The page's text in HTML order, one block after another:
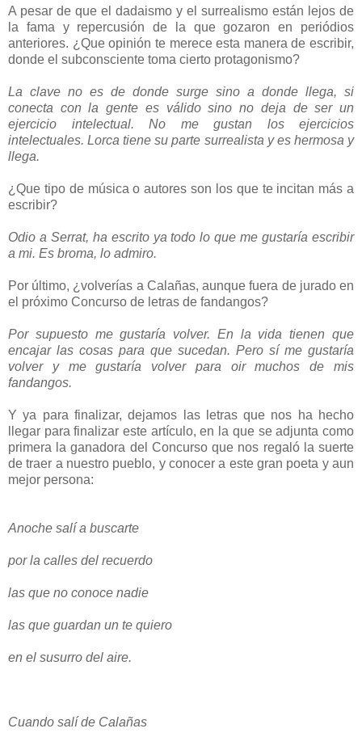
A pesar de que el dadaismo y el surrealismo están lejos de
la fama y repercusión de la que gozaron en periódios
anteriores. ¿Que opinión te merece esta manera de escribir,
donde el subconsciente toma cierto protagonismo?
La clave no es de donde surge sino a donde llega, si
conecta con la gente es válido sino no deja de ser un
ejercicio intelectual. No me gustan los ejercicios
intelectuales. Lorca tiene su parte surrealista y es hermosa y
llega.
¿Que tipo de música o autores son los que te incitan más a
escribir?
Odio a Serrat, ha escrito ya todo lo que me gustaría escribir
a mi. Es broma, lo admiro.
Por último, ¿volverías a Calañas, aunque fuera de jurado en
el próximo Concurso de letras de fandangos?
Por supuesto me gustaría volver. En la vida tienen que
encajar las cosas para que sucedan. Pero sí me gustaría
volver y me gustaría volver para oir muchos de mis
fandangos.
Y ya para finalizar, dejamos las letras que nos ha hecho
llegar para finalizar este artículo, en la que se adjunta como
primera la ganadora del Concurso que nos regaló la suerte
de traer a nuestro pueblo, y conocer a este gran poeta y aun
mejor persona:
Anoche salí a buscarte
por la calles del recuerdo
las que no conoce nadie
las que guardan un te quiero
en el susurro del aire.
Cuando salí de Calañas